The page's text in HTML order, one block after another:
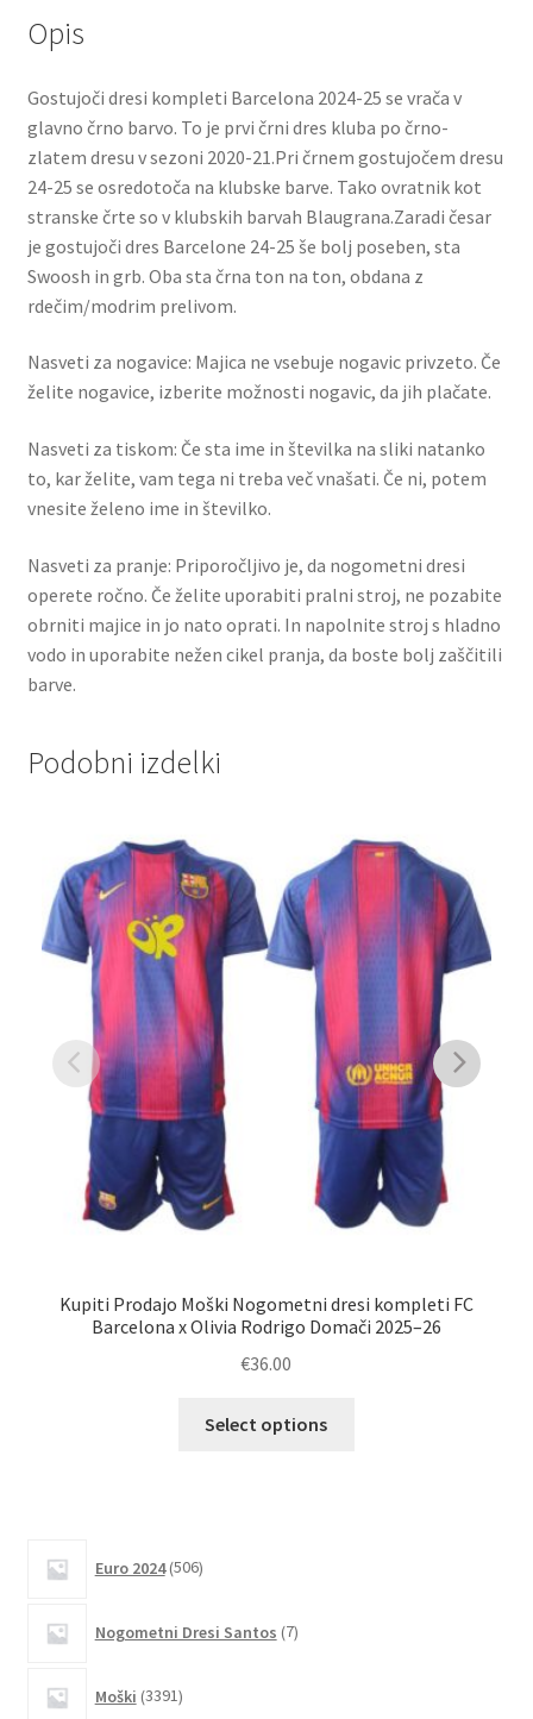
Opis
Gostujoči dresi kompleti Barcelona 2024-25 se vrača v
glavno črno barvo. To je prvi črni dres kluba po črno-
zlatem dresu v sezoni 2020-21.Pri črnem gostujočem dresu
24-25 se osredotoča na klubske barve. Tako ovratnik kot
stranske črte so v klubskih barvah Blaugrana.Zaradi česar
je gostujoči dres Barcelone 24-25 še bolj poseben, sta
Swoosh in grb. Oba sta črna ton na ton, obdana z
rdečim/modrim prelivom.
Nasveti za nogavice: Majica ne vsebuje nogavic privzeto. Če
želite nogavice, izberite možnosti nogavic, da jih plačate.
Nasveti za tiskom: Če sta ime in številka na sliki natanko
to, kar želite, vam tega ni treba več vnašati. Če ni, potem
vnesite želeno ime in številko.
Nasveti za pranje: Priporočljivo je, da nogometni dresi
operete ročno. Če želite uporabiti pralni stroj, ne pozabite
obrniti majice in jo nato oprati. In napolnite stroj s hladno
vodo in uporabite nežen cikel pranja, da boste bolj zaščitili
barve.
Podobni izdelki
Kupiti Prodajo Moški Nogometni dresi kompleti FC
Barcelona x Olivia Rodrigo Domači 2025–26
€36.00
Select options
Euro 2024 506izdelkov
Nogometni Dresi Santos 7izdelkov
Moški 3391izdelkov